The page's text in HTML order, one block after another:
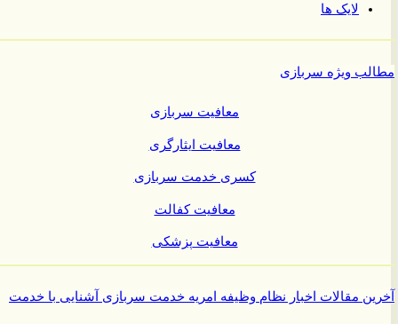
لایک ها
ویژه سربازی
معافیت سربازی
معافیت ایثارگری
کسری خدمت سربازی
معافیت کفالت
معافیت پزشکی
مقالاتاخبار نظام وظیفهامریهخدمت سربازیآشنایی با خدمت